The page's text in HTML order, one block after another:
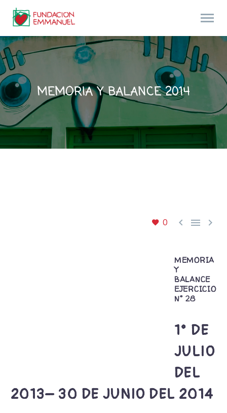
MEMORIA Y BALANCE 2014
0   
MEMORIA
Y
BALANCE
EJERCICIO
N° 28
1° DE
JULIO
DEL
2013– 30 DE JUNIO DEL 2014